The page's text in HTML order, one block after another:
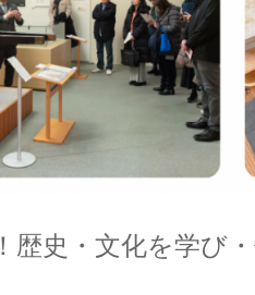
歴史・文化を学び